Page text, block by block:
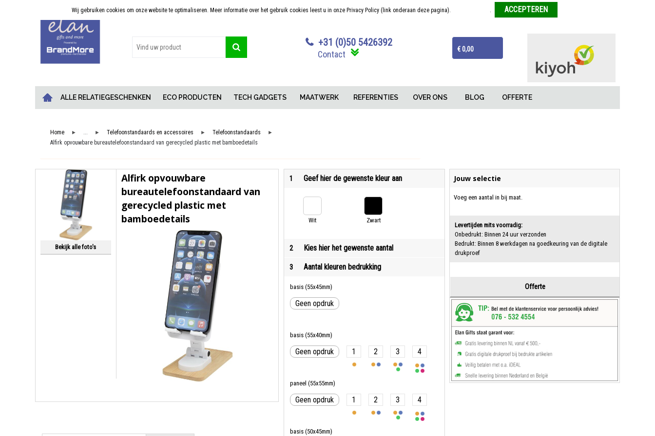
Persoonlijk advies Sterk in maatwerk Concurrerende prijzen Van tekentafel tot eindproduct
€ 0,00
+31 (0)50 5426392
Contact
ALLE RELATIEGESCHENKEN ECO PRODUCTEN TECH GADGETS MAATWERK REFERENTIES OVER ONS BLOG OFFERTE
Home ► ... ► Telefoonstandaards en accessoires ► Telefoonstandaards ►
Alfirk opvouwbare bureautelefoonstandaard van gerecycled plastic met bamboedetails
1 Geef hier de gewenste kleur aan
Wit Zwart
2 Kies hier het gewenste aantal
3 Aantal kleuren bedrukking
basis (55x45mm)
Geen opdruk
basis (55x40mm)
Geen opdruk 1 2 3 4
paneel (55x55mm)
Geen opdruk 1 2 3 4
basis (50x45mm)
Jouw selectie
Voeg een aantal in bij maat.
Levertijden mits voorradig:
Onbedrukt: Binnen 24 uur verzonden
Bedrukt: Binnen 8 werkdagen na goedkeuring van de digitale
drukproef
Offerte
Bekijk alle foto's
Alfirk opvouwbare
bureautelefoonstandaard van
gerecycled plastic met
bamboedetails
Wij gebruiken cookies om onze website te optimaliseren. Meer informatie over het gebruik cookies leest u in onze Privacy Policy (link onderaan deze pagina). .